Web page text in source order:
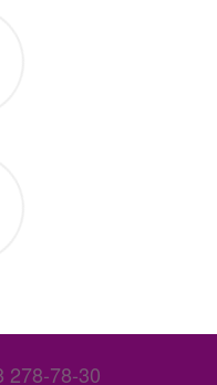
278-78-30